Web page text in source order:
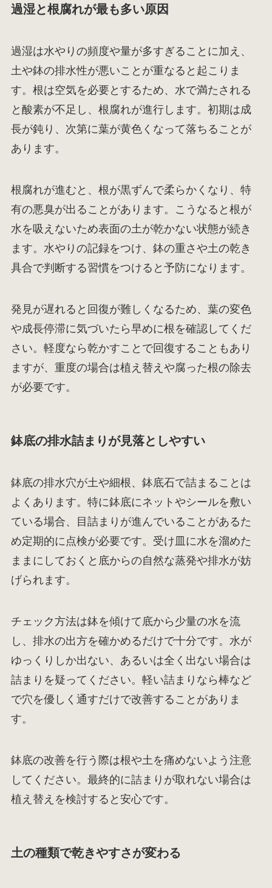
過湿と根腐れが最も多い原因
過湿は水やりの頻度や量が多すぎることに加え、
土や鉢の排水性が悪いことが重なると起こりま
す。根は空気を必要とするため、水で満たされる
と酸素が不足し、根腐れが進行します。初期は成
長が鈍り、次第に葉が黄色くなって落ちることが
あります。
根腐れが進むと、根が黒ずんで柔らかくなり、特
有の悪臭が出ることがあります。こうなると根が
水を吸えないため表面の土が乾かない状態が続き
ます。水やりの記録をつけ、鉢の重さや土の乾き
具合で判断する習慣をつけると予防になります。
発見が遅れると回復が難しくなるため、葉の変色
や成長停滞に気づいたら早めに根を確認してくだ
さい。軽度なら乾かすことで回復することもあり
ますが、重度の場合は植え替えや腐った根の除去
が必要です。
鉢底の排水詰まりが見落としやすい
鉢底の排水穴が土や細根、鉢底石で詰まることは
よくあります。特に鉢底にネットやシールを敷い
ている場合、目詰まりが進んでいることがあるた
め定期的に点検が必要です。受け皿に水を溜めた
ままにしておくと底からの自然な蒸発や排水が妨
げられます。
チェック方法は鉢を傾けて底から少量の水を流
し、排水の出方を確かめるだけで十分です。水が
ゆっくりしか出ない、あるいは全く出ない場合は
詰まりを疑ってください。軽い詰まりなら棒など
で穴を優しく通すだけで改善することがありま
す。
鉢底の改善を行う際は根や土を痛めないよう注意
してください。最終的に詰まりが取れない場合は
植え替えを検討すると安心です。
土の種類で乾きやすさが変わる